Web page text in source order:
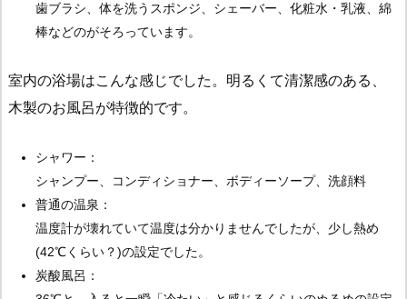
歯ブラシ、体を洗うスポンジ、シェーバー、化粧水・乳液、綿
棒などのがそろっています。
室内の浴場はこんな感じでした。明るくて清潔感のある、
木製のお風呂が特徴的です。
シャワー：
シャンプー、コンディショナー、ボディーソープ、洗顔料
普通の温泉：
温度計が壊れていて温度は分かりませんでしたが、少し熱め
(42℃くらい？)の設定でした。
炭酸風呂：